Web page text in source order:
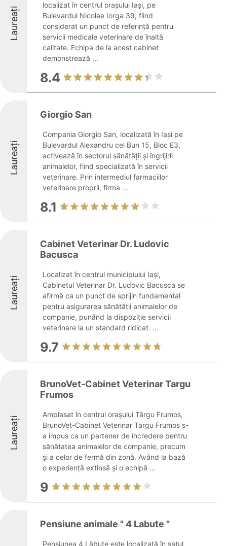
Laureați
localizat în centrul orașului Iași, pe
Bulevardul Nicolae Iorga 39, fiind
considerat un punct de referință pentru
servicii medicale veterinare de înaltă
calitate. Echipa de la acest cabinet
demonstrează ...
8.4
Laureați
Giorgio San
Compania Giorgio San, localizată în Iași pe
Bulevardul Alexandru cel Bun 15, Bloc E3,
activează în sectorul sănătății și îngrijirii
animalelor, fiind specializată în servicii
veterinare. Prin intermediul farmaciilor
veterinare proprii, firma ...
8.1
Laureați
Cabinet Veterinar Dr. Ludovic
Bacusca
Localizat în centrul municipiului Iași,
Cabinetul Veterinar Dr. Ludovic Bacusca se
afirmă ca un punct de sprijin fundamental
pentru asigurarea sănătății animalelor de
companie, punând la dispoziție servicii
veterinare la un standard ridicat. ...
9.7
Laureați
BrunoVet-Cabinet Veterinar Targu
Frumos
Amplasat în centrul orașului Târgu Frumos,
BrunoVet-Cabinet Veterinar Targu Frumos s-
a impus ca un partener de încredere pentru
sănătatea animalelor de companie, precum
și a celor de fermă din zonă. Având la bază
o experiență extinsă și o echipă ...
9
Pensiune animale " 4 Labute "
Pensiunea 4 Lăbuțe este localizată în satul